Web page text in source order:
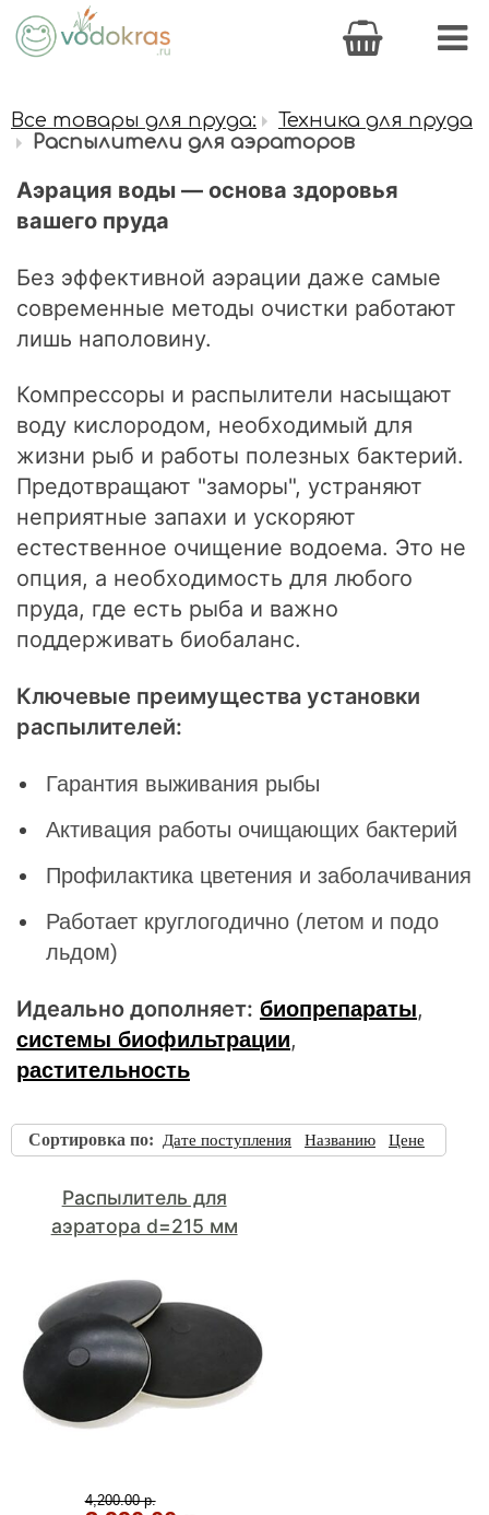
Все товары для пруда:
Техника для пруда
Распылители для аэраторов
Аэрация воды — основа здоровья
вашего пруда
Без эффективной аэрации даже самые
современные методы очистки работают
лишь наполовину.
Компрессоры и распылители насыщают
воду кислородом, необходимый для
жизни рыб и работы полезных бактерий.
Предотвращают "заморы", устраняют
неприятные запахи и ускоряют
естественное очищение водоема. Это не
опция, а необходимость для любого
пруда, где есть рыба и важно
поддерживать биобаланс.
Ключевые преимущества установки
распылителей:
Гарантия выживания рыбы
Активация работы очищающих бактерий
Профилактика цветения и заболачивания
Работает круглогодично (летом и подо
льдом)
Идеально дополняет: биопрепараты,
системы биофильтрации,
растительность
Сортировка по: Дате поступления Названию Цене
4,200.00 р.
3,990.00 р.
В корзину
аэратора бутилкаучук